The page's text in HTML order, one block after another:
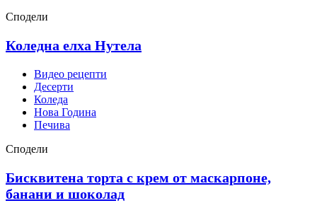
Сподели
Коледна елха Нутела
Видео рецепти
Десерти
Коледа
Нова Година
Печива
Сподели
Бисквитена торта с крем от маскарпоне,
банани и шоколад